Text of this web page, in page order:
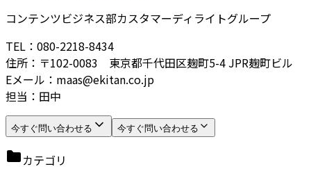
コンテンツビジネス部カスタマーディライトグループ
TEL：080-2218-8434
住所：〒102-0083 東京都千代田区麹町5-4 JPR麹町ビル
Eメール：maas@ekitan.co.jp
担当：田中
今すぐ問い合わせる 今すぐ問い合わせる
カテゴリ